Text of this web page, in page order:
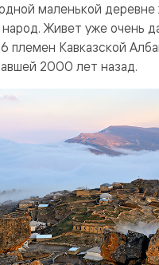
маленькой
Живет уже очень
племен Кавказской
2000 лет назад.